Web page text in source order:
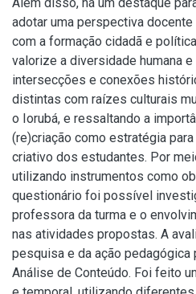
adotar uma perspectiva
com a formação cidadã e
valorize a diversidade humana
intersecções e conexões
distintas com raízes culturais
o Iorubá, e ressaltando a
(re)criação como estratégia
criativo dos estudantes. Por
utilizando instrumentos como
questionário foi possível
professora da turma e o
nas atividades propostas. A
pesquisa e da ação pedagógica
Análise de Conteúdo. Foi feito